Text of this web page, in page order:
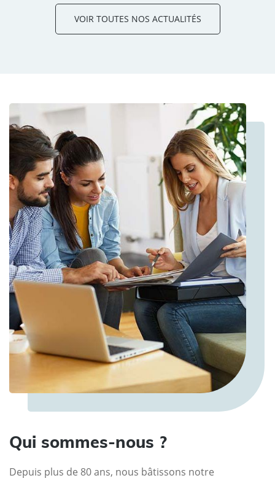
VOIR TOUTES NOS ACTUALITÉS
Qui sommes-nous ?
Depuis plus de 80 ans, nous bâtissons notre